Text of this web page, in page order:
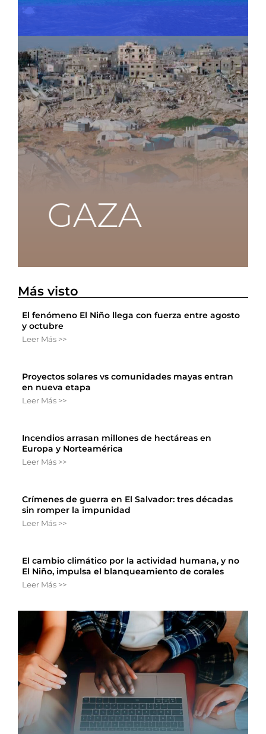
Más visto
El fenómeno El Niño llega con fuerza entre agosto
y octubre
Leer Más >>
Proyectos solares vs comunidades mayas entran
en nueva etapa
Leer Más >>
Incendios arrasan millones de hectáreas en
Europa y Norteamérica
Leer Más >>
Crímenes de guerra en El Salvador: tres décadas
sin romper la impunidad
Leer Más >>
El cambio climático por la actividad humana, y no
El Niño, impulsa el blanqueamiento de corales
Leer Más >>